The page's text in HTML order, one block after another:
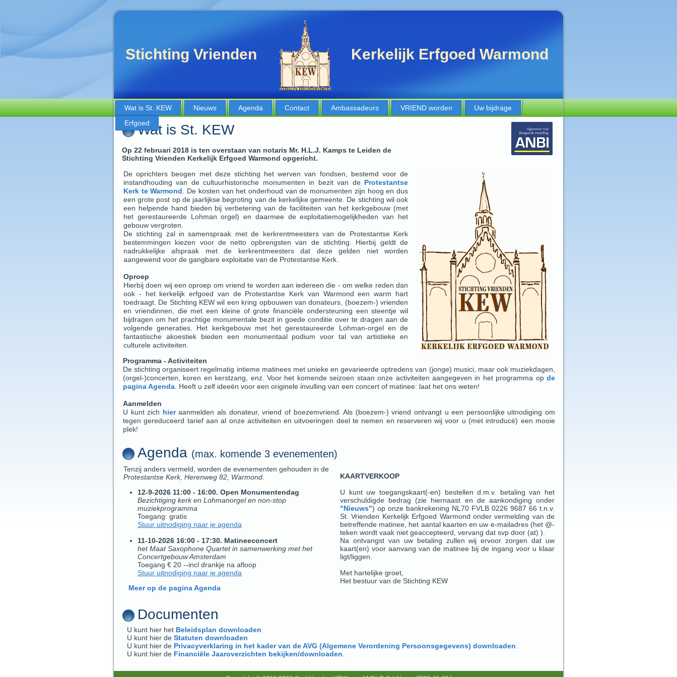
Stichting Vrienden Kerkelijk Erfgoed Warmond
Wat is St. KEW Nieuws Agenda Contact Ambassadeurs VRIEND worden
Uw bijdrage
ErfgoedWat is St. KEW
Op 22 februari 2018 is ten overstaan van notaris Mr. H.L.J. Kamps te Leiden de
Stichting Vrienden Kerkelijk Erfgoed Warmond opgericht.
De oprichters beogen met deze stichting het werven van fondsen, bestemd voor de
instandhouding van de cultuurhistorische monumenten in bezit van de Protestantse
Kerk te Warmond . De kosten van het onderhoud van de monumenten zijn hoog en dus
een grote post op de jaarlijkse begroting van de kerkelijke gemeente. De stichting wil ook
een helpende hand bieden bij verbetering van de faciliteiten van het kerkgebouw (met
het gerestaureerde Lohman orgel) en daarmee de exploitatiemogelijkheden van het
gebouw vergroten.
De stichting zal in samenspraak met de kerkrentmeesters van de Protestantse Kerk
bestemmingen kiezen voor de netto opbrengsten van de stichting. Hierbij geldt de
nadrukkelijke afspraak met de kerkrentmeesters dat deze gelden niet worden
aangewend voor de gangbare exploitatie van de Protestantse Kerk.
Oproep
Hierbij doen wij een oproep om vriend te worden aan iedereen die - om welke reden dan
ook - het kerkelijk erfgoed van de Protestantse Kerk van Warmond een warm hart
toedraagt. De Stichting KEW wil een kring opbouwen van donateurs, (boezem-) vrienden
en vriendinnen, die met een kleine of grote financiële ondersteuning een steentje wil
bijdragen om het prachtige monumentale bezit in goede conditie over te dragen aan de
volgende generaties. Het kerkgebouw met het gerestaureerde Lohman-orgel en de
fantastische akoestiek bieden een monumentaal podium voor tal van artistieke en
culturele activiteiten.
Programma - Activiteiten
De stichting organiseert regelmatig intieme matinees met unieke en gevarieerde optredens van (jonge) musici, maar ook muziekdagen,
(orgel-)concerten, koren en kerstzang, enz. Voor het komende seizoen staan onze activiteiten aangegeven in het programma op de
pagina Agenda . Heeft u zelf ideeën voor een originele invulling van een concert of matinee: laat het ons weten!
Aanmelden
U kunt zich hieraanmelden als donateur, vriend of boezemvriend. Als (boezem-) vriend ontvangt u een persoonlijke uitnodiging om
tegen gereduceerd tarief aan al onze activiteiten en uitvoeringen deel te nemen en reserveren wij voor u (met introducé) een mooie
plek!
Agenda (max. komende 3 evenementen)
Tenzij anders vermeld, worden de evenementen gehouden in de
Protestantse Kerk, Herenweg 82, Warmond
12-9-2026 11:00 - 16:00. Open Monumentendag
Bezichtiging kerk en Lohmanorgel en non-stop
muziekprogramma
Toegang: gratis
Stuur uitnodiging naar je agenda
11-10-2026 16:00 - 17:30. Matineeconcert
het Maat Saxophone Quartet in samenwerking met het
Concertgebouw Amsterdam
Toegang € 20 --incl drankje na afloop
Stuur uitnodiging naar je agenda
Meer op de pagina Agenda
KAARTVERKOOP
U kunt uw toegangskaart(-en) bestellen d.m.v. betaling van het
verschuldigde bedrag (zie hiernaast en de aankondiging onder
"Nieuws") op onze bankrekening NL70 FVLB 0226 9687 66 t.n.v.
St. Vrienden Kerkelijk Erfgoed Warmond onder vermelding van de
betreffende matinee, het aantal kaarten en uw e-mailadres (het @-
teken wordt vaak niet geaccepteerd, vervang dat svp door (at) ).
Na ontvangst van uw betaling zullen wij ervoor zorgen dat uw
kaart(en) voor aanvang van de matinee bij de ingang voor u klaar
ligt/liggen.
Met hartelijke groet,
Het bestuur van de Stichting KEW
Documenten
U kunt hier het Beleidsplan downloaden
U kunt hier de Statuten downloaden
U kunt hier de Privacyverklaring in het kader van de AVG (Algemene Verordening Persoonsgegevens) downloaden
U kunt hier de Financiële Jaaroverzichten bekijken/downloaden